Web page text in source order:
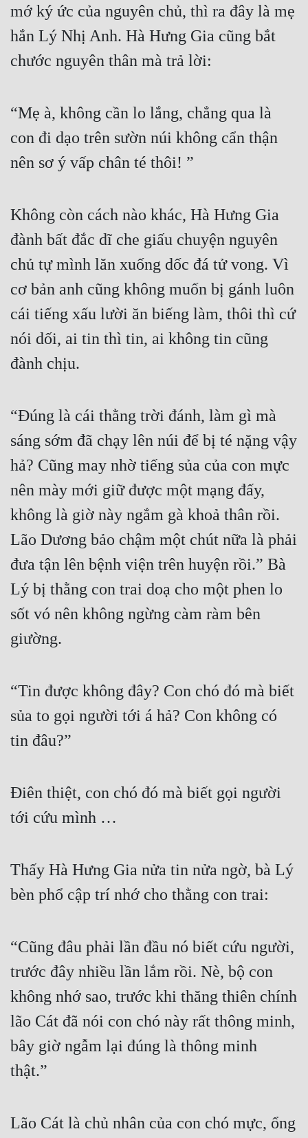
Tu Chân
Tu Tiên
Xuyên Nhanh
Xuyên Sách
Xuyên Thư
Điền Văn
Đô Thị
Đông Phương
Đông Phương Huyền Huyễn
Cẩu Đạo Trường Sinh
Truyện Nam
Truyện Nữ
Vô Địch Lưu
Xây Dựng Thế Lực
Đam Mỹ
Đẹp
Tính Cách Nhân Vật :
Cơ Trí
Vô Sỉ
Điềm Đạm
mớ ký ức của nguyên chủ, thì ra đây là mẹ
hắn Lý Nhị Anh. Hà Hưng Gia cũng bắt
chước nguyên thân mà trả lời:
“Mẹ à, không cần lo lắng, chẳng qua là
con đi dạo trên sườn núi không cẩn thận
nên sơ ý vấp chân té thôi! ”
Không còn cách nào khác, Hà Hưng Gia
đành bất đắc dĩ che giấu chuyện nguyên
chủ tự mình lăn xuống dốc đá tử vong. Vì
cơ bản anh cũng không muốn bị gánh luôn
cái tiếng xấu lười ăn biếng làm, thôi thì cứ
nói dối, ai tin thì tin, ai không tin cũng
đành chịu.
“Đúng là cái thằng trời đánh, làm gì mà
sáng sớm đã chạy lên núi để bị té nặng vậy
hả? Cũng may nhờ tiếng sủa của con mực
nên mày mới giữ được một mạng đấy,
không là giờ này ngắm gà khoả thân rồi.
Lão Dương bảo chậm một chút nữa là phải
đưa tận lên bệnh viện trên huyện rồi.” Bà
Lý bị thằng con trai doạ cho một phen lo
sốt vó nên không ngừng càm ràm bên
giường.
“Tin được không đây? Con chó đó mà biết
sủa to gọi người tới á hả? Con không có
tin đâu?”
Điên thiệt, con chó đó mà biết gọi người
tới cứu mình …
Thấy Hà Hưng Gia nửa tin nửa ngờ, bà Lý
bèn phổ cập trí nhớ cho thằng con trai:
“Cũng đâu phải lần đầu nó biết cứu người,
trước đây nhiều lần lắm rồi. Nè, bộ con
không nhớ sao, trước khi thăng thiên chính
lão Cát đã nói con chó này rất thông minh,
bây giờ ngẫm lại đúng là thông minh
thật.”
Lão Cát là chủ nhân của con chó mực, ổng